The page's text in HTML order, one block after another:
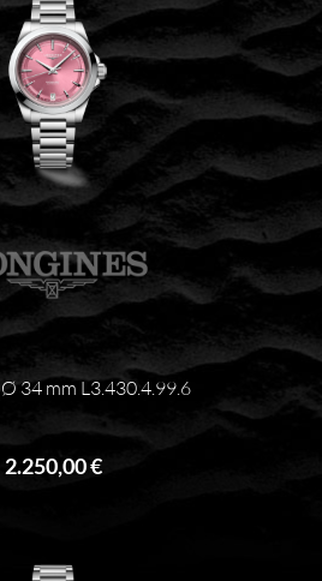
34 mm L3.430.4.99.6
2.250,00 €